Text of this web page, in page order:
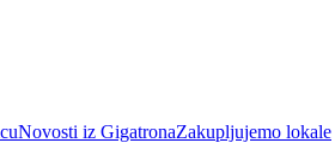
Novosti iz GigatronaZakupljujemo lokale